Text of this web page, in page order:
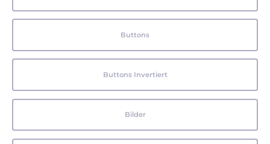
Buttons
Buttons Invertiert
Bilder